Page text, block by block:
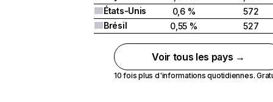
États-Unis
0,6 %
572
Brésil
0,55 % 527
Voir tous les pays →
10 fois plus d'informations quotidiennes.